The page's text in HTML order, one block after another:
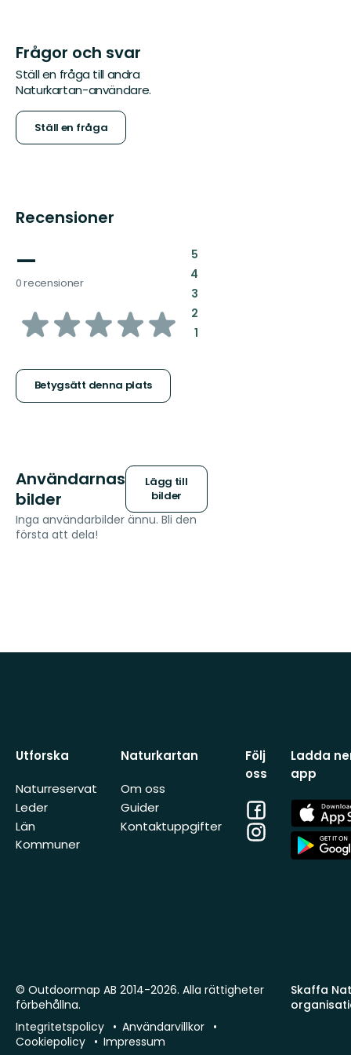
Frågor och svar
Ställ en fråga till andra
Naturkartan-användare.
Ställ en fråga
Recensioner
—
0 recensioner
av
stjärnor
Betygsätt denna plats
5:
4:
3:
2:
1:
Användarnas
bilder
Lägg till
bilder
Inga användarbilder ännu. Bli den
första att dela!
Utforska
Naturreservat
Leder
Län
Kommuner
Naturkartan
Om oss
Guider
Kontaktuppgifter
Följ
oss
Facebook
Instagram
Ladda
app
App
Store
App
Store
Skaffa
© Outdoormap AB 2014-2026. Alla rättigheter
förbehållna.
Integritetspolicy
Användarvillkor
Cookiepolicy
Impressum